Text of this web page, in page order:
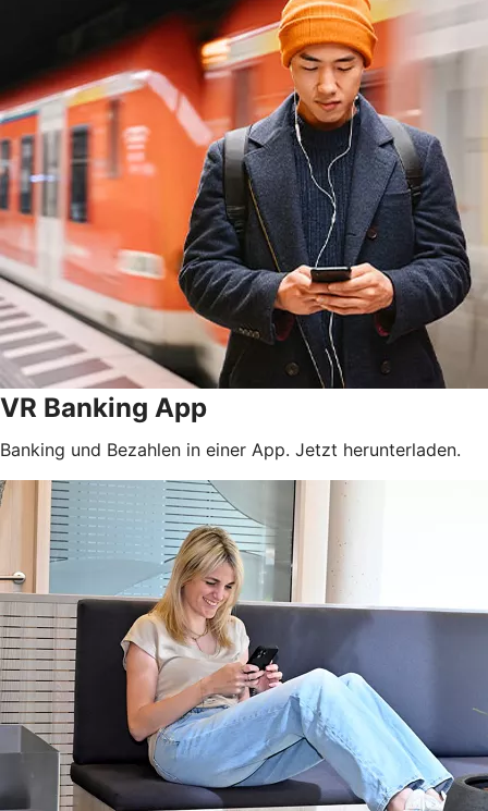
VR Banking App
Banking und Bezahlen in einer App. Jetzt herunterladen.